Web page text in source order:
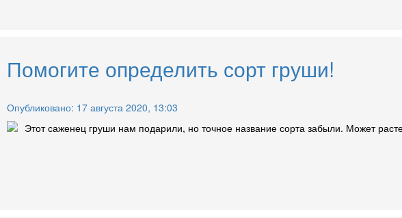
Помогите определить сорт груши!
Опубликовано: 17 августа 2020, 13:03
Этот саженец груши нам подарили, но точное название сорта забыли. Может